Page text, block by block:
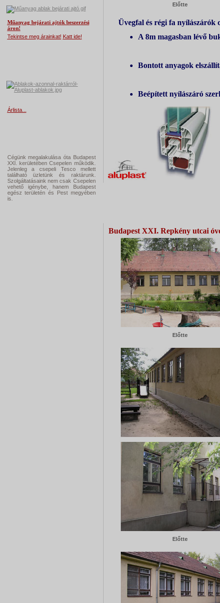
Műanyag bejárati ajtók beszerzési
áron!
Tekintse meg árainkat! Katt ide!
Árlista...
Cégünk megalakulása óta Budapest
XXI. kerületében Csepelen működik.
Jelenleg a csepeli Tesco mellett
található üzletünk és raktárunk.
Szolgáltatásaink nem csak Csepelen
vehető igénybe, hanem Budapest
egész területén és Pest megyében
is.
Előtte
Üvegfal és régi fa nyílászárók
A 8m magasban lévő
Bontott anyagok
Beépített nyílászáró
Budapest XXI. Repkény utcai
Előtte
Előtte